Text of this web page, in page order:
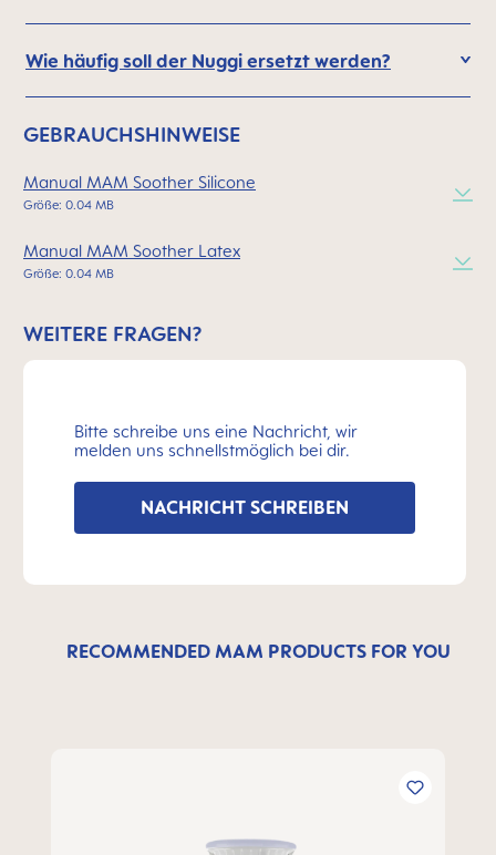
Wie häufig soll der Nuggi ersetzt werden?
GEBRAUCHSHINWEISE
Manual MAM Soother Silicone
Größe: 0.04 MB
Manual MAM Soother Latex
Größe: 0.04 MB
WEITERE FRAGEN?
Bitte schreibe uns eine Nachricht, wir
melden uns schnellstmöglich bei dir.
NACHRICHT SCHREIBEN
RECOMMENDED MAM PRODUCTS FOR YOU